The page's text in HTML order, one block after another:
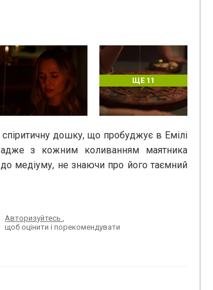
ЩЕ 11
спіритичну дошку, що пробуджує в Емілі
адже з кожним коливанням маятника
до медіуму, не знаючи про його таємний
Авторизуйтесь,
щоб оцінити і порекомендувати